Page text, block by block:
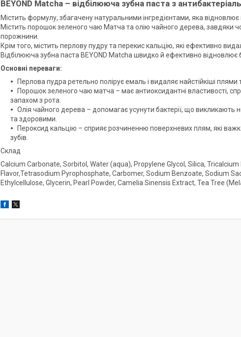
BEYOND Matcha – відбілююча зубна паста з
Містить формулу, збагачену натуральними інгредієнтами, яка відновлює
Містить порошок зеленого чаю Матча та олію чайного дерева, завдяки
порожнини.
Крім того, містить перлову пудру та перекис кальцію, які ефективно
Відбілююча зубна паста BEYOND Matcha швидко й ефективно відновлює
Основні переваги:
Перлова пудра ретельно полірує емаль і видаляє найстійкіші плями
Порошок зеленого чаю матча – має антиоксидантні властивості,
запахом з рота.
Олія чайного дерева – допомагає усунути бактерії, що
та здоровими.
Пероксид кальцію – сприяє розчиненню поверхневих плям, які
зубів.
Склад
Calcium Carbonate, Sorbitol, Water (aqua), Propylene Glycol, Silica,
Flavor,Tetrasodium Pyrophosphate, Carbomer, Sodium Benzoate, Sodium
Ethylcellulose, Glycerin, Pearl Powder, Camelia Sinensis Extract, Tea Tree